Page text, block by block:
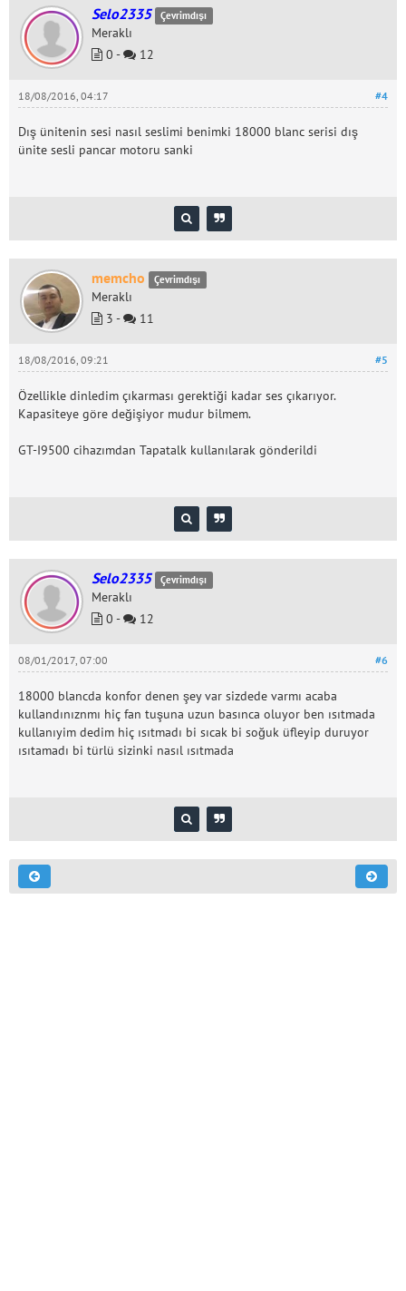
Selo2335 Çevrimdışı
Meraklı
0 -
12
#4
18/08/2016, 04:17
Dış ünitenin sesi nasıl seslimi benimki 18000 blanc serisi dış
ünite sesli pancar motoru sanki
memcho Çevrimdışı
Meraklı
3 -
11
#5
18/08/2016, 09:21
Özellikle dinledim çıkarması gerektiği kadar ses çıkarıyor.
Kapasiteye göre değişiyor mudur bilmem.
GT-I9500 cihazımdan Tapatalk kullanılarak gönderildi
Selo2335 Çevrimdışı
Meraklı
0 -
12
#6
08/01/2017, 07:00
18000 blancda konfor denen şey var sizdede varmı acaba
kullandınıznmı hiç fan tuşuna uzun basınca oluyor ben ısıtmada
kullanıyim dedim hiç ısıtmadı bi sıcak bi soğuk üfleyip duruyor
ısıtamadı bi türlü sizinki nasıl ısıtmada